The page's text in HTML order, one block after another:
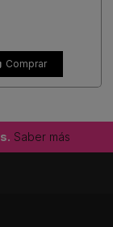
Comprar
Saber más